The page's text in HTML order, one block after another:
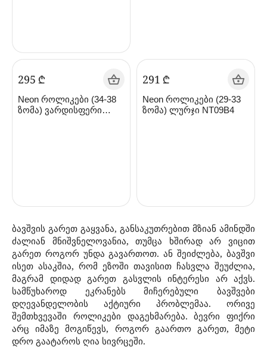
ბავშვის გარეთ გაყვანა, განსაკუთრებით მზიან ამინდში
ძალიან მნიშვნელოვანია, თუმცა ხშირად არ ვიცით
გარეთ როგორ უნდა გავართოთ. ან შეიძლება, ბავშვი
ისეთ ასაკშია, რომ ეზოში თავისით ჩასვლა შეუძლია,
მაგრამ დიდად გარეთ გასვლის ინტერესი არ აქვს.
სამწუხაროდ ეკრანებს მიჩერებული ბავშვები
დღევანდელობის აქტიური პრობლემაა. ორივე
შემთხვევაში როლიკები დაგეხმარება. ბევრი ფიქრი
არც იმაზე მოგიწევს, როგორ გაართო გარეთ, მეტი
დრო გაატაროს ღია სივრცეში.
‍295‍ ₾
Neon როლიკები (34-38
ზომა) ვარდისფერი
‍291‍ ₾
Neon როლიკები (29-33
ზომა) ლურჯი NT09B4